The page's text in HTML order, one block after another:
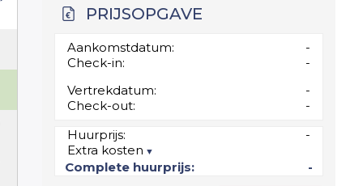
PRIJSOPGAVE
Aankomstdatum:
-
Check-in:
-
Vertrekdatum:
-
Check-out:
-
Huurprijs:
-
Extra kosten
Complete huurprijs:
-